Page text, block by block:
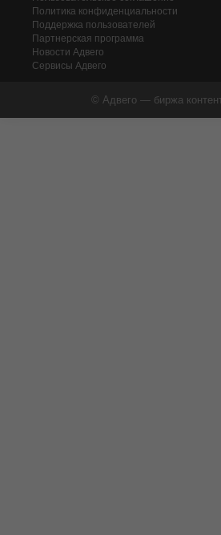
Политика конфиденциальности
Поддержка пользователей
Партнерская программа
Новости Адвего
Сервисы Адвего
© Адвего — биржа